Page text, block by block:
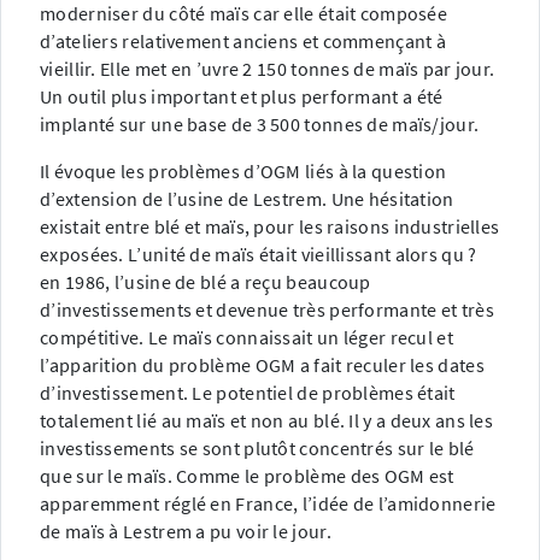
moderniser du côté maïs car elle était composée
d’ateliers relativement anciens et commençant à
vieillir. Elle met en ’uvre 2 150 tonnes de maïs par jour.
Un outil plus important et plus performant a été
implanté sur une base de 3 500 tonnes de maïs/jour.
Il évoque les problèmes d’OGM liés à la question
d’extension de l’usine de Lestrem. Une hésitation
existait entre blé et maïs, pour les raisons industrielles
exposées. L’unité de maïs était vieillissant alors qu ?
en 1986, l’usine de blé a reçu beaucoup
d’investissements et devenue très performante et très
compétitive. Le maïs connaissait un léger recul et
l’apparition du problème OGM a fait reculer les dates
d’investissement. Le potentiel de problèmes était
totalement lié au maïs et non au blé. Il y a deux ans les
investissements se sont plutôt concentrés sur le blé
que sur le maïs. Comme le problème des OGM est
apparemment réglé en France, l’idée de l’amidonnerie
de maïs à Lestrem a pu voir le jour.